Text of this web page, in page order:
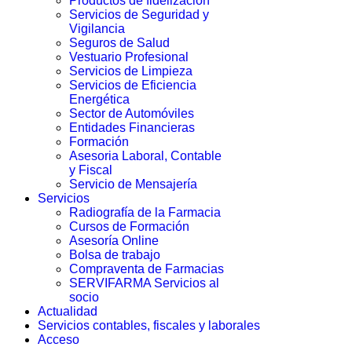
Servicios de Seguridad y
Vigilancia
Seguros de Salud
Vestuario Profesional
Servicios de Limpieza
Servicios de Eficiencia
Energética
Sector de Automóviles
Entidades Financieras
Formación
Asesoria Laboral, Contable
y Fiscal
Servicio de Mensajería
Servicios
Radiografía de la Farmacia
Cursos de Formación
Asesoría Online
Bolsa de trabajo
Compraventa de Farmacias
SERVIFARMA Servicios al
socio
Actualidad
Servicios contables, fiscales y laborales
Acceso